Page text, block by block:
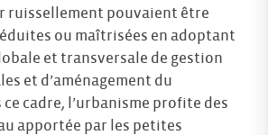
ruissellement pouvaient être
ou maîtrisées en adoptant
et transversale de gestion
et d’aménagement du
cadre, l’urbanisme profite des
apportée par les petites